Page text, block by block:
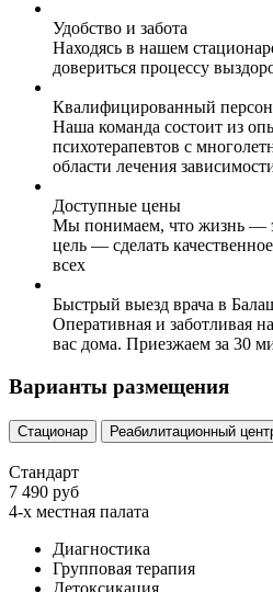
Удобство и забота
Находясь в нашем
довериться процессу
Квалифицированный
Наша команда состоит из
психотерапевтов с
области лечения
Доступные цены
Мы понимаем, что жизнь —
цель — сделать
всех
Быстрый выезд врача в
Оперативная и заботливая
вас дома. Приезжаем за 30
Варианты размещения
Стационар Реабилитационный
Стандарт
7 490 руб
4-х местная палата
Диагностика
Групповая терапия
Детоксикация